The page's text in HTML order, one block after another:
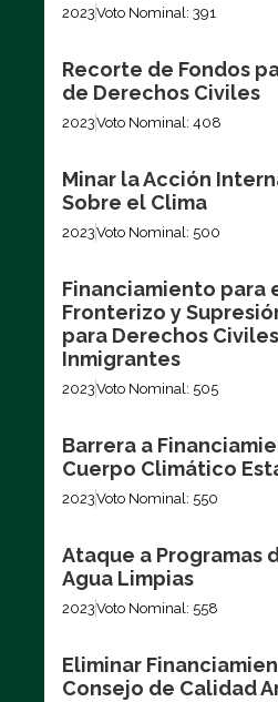
2023Voto Nominal: 391
Recorte de Fondos
de Derechos Civiles
2023Voto Nominal: 408
Minar la Acción
Sobre el Clima
2023Voto Nominal: 500
Financiamiento para
Fronterizo y
para Derechos
Inmigrantes
2023Voto Nominal: 505
Barrera a
Cuerpo Climático
2023Voto Nominal: 550
Ataque a Programas
Agua Limpias
2023Voto Nominal: 558
Eliminar
Consejo de Calidad